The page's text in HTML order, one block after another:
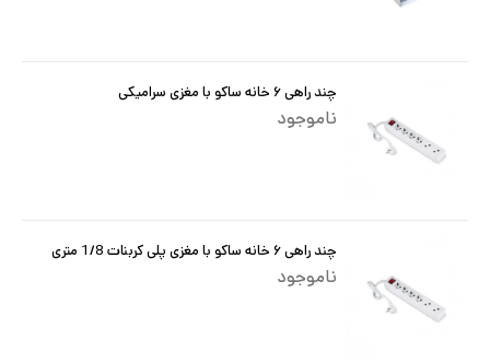
چند راهی ۶ خانه ساکو با مغزی سرامیکی
ناموجود
چند راهی ۶ خانه ساکو با مغزی پلی کربنات 1/8 متری
ناموجود